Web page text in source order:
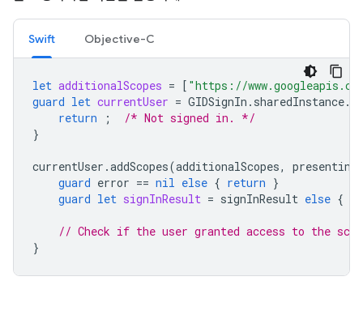
Swift Objective-C
let additionalScopes = [ "https://
guard let currentUser = GIDSignIn . sharedInstance.
return
;
/* Not signed in. */
}
currentUser .addScopes(additionalScopes, presenting
guard error == nil else { return }
guard let signInResult = signInResult else {
// Check if the user granted access to the
}